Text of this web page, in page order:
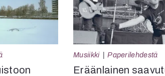
Musiikki Paperilehdestä
Eräänlainen